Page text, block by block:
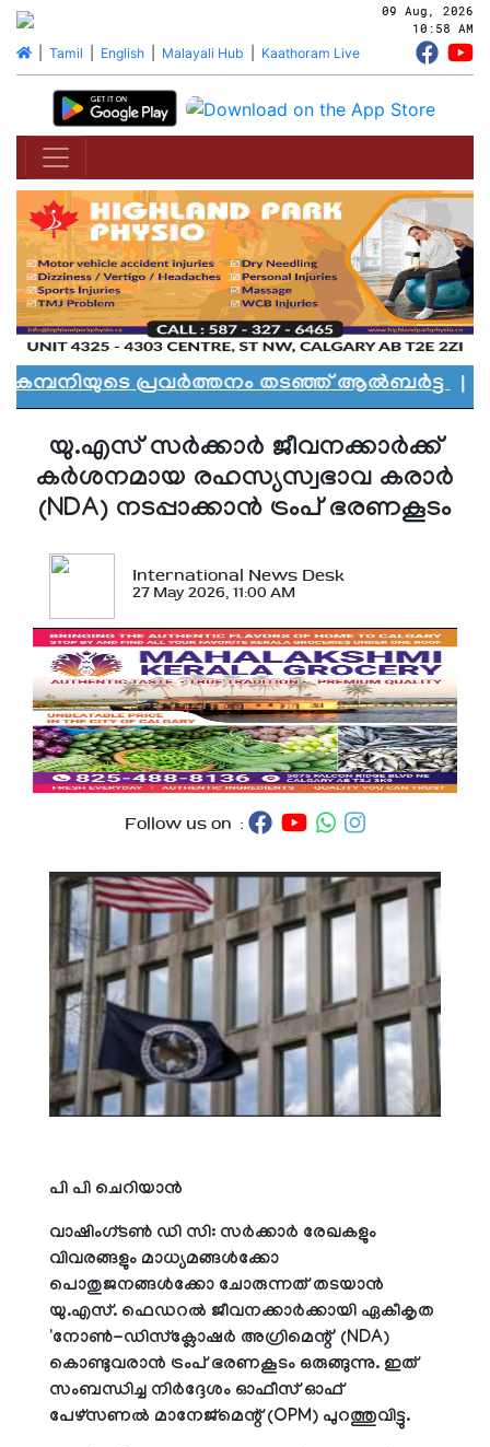
09 Aug, 2026
10:58 AM
| Tamil English| Malayali Hub Kaathoram Live
പ്രവർത്തനം തടഞ്ഞ് ആൽബർട്ട|
യു.എസ് സര്‍ക്കാര്‍ ജീവനക്കാര്‍ക്ക്
കര്‍ശനമായ രഹസ്യസ്വഭാവ കരാര്‍
(NDA) നടപ്പാക്കാന്‍ ട്രംപ് ഭരണകൂടം
International News Desk
27 May 2026, 11:00 AM
Follow us on :
പി പി ചെറിയാന്‍
വാഷിംഗ്ടണ്‍ ഡി സി: സര്‍ക്കാര്‍ രേഖകളും
വിവരങ്ങളും മാധ്യമങ്ങള്‍ക്കോ
പൊതുജനങ്ങള്‍ക്കോ ചോരുന്നത് തടയാന്‍
യു.എസ്. ഫെഡറല്‍ ജീവനക്കാര്‍ക്കായി ഏകീകൃത
'നോണ്‍-ഡിസ്‌ക്ലോഷര്‍ അഗ്രിമെന്റ്' (NDA)
കൊണ്ടുവരാന്‍ ട്രംപ് ഭരണകൂടം ഒരുങ്ങുന്നു. ഇത്
സംബന്ധിച്ച നിര്‍ദ്ദേശം ഓഫീസ് ഓഫ്
പേഴ്സണല്‍ മാനേജ്മെന്റ് (OPM) പുറത്തുവിട്ടു.